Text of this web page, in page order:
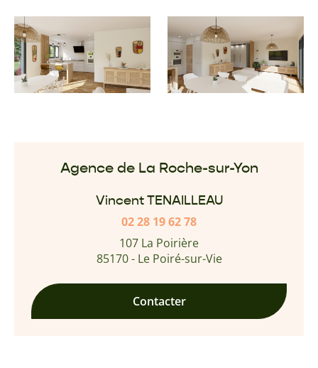
Agence de La Roche-sur-Yon
Vincent TENAILLEAU
02 28 19 62 78
107 La Poirière
85170 - Le Poiré-sur-Vie
Contacter